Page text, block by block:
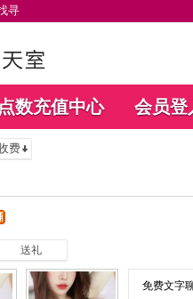
寻
点数充值中心 会员登
费
送礼
免费文字